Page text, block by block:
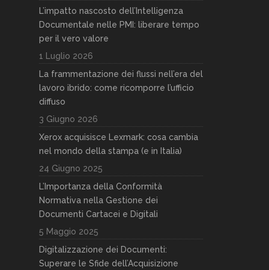
L’impatto nascosto dell’Intelligenza
Documentale nelle PMI: liberare tempo
per il vero valore
1 Luglio 2026
La frammentazione dei flussi nell’era del
lavoro ibrido: come ricomporre l’ufficio
diffuso
3 Giugno 2026
Xerox acquisisce Lexmark: cosa cambia
nel mondo della stampa (e in Italia)
24 Giugno 2025
L’Importanza della Conformità
Normativa nella Gestione dei
Documenti Cartacei e Digitali
5 Maggio 2025
Digitalizzazione dei Documenti:
Superare le Sfide dell’Acquisizione